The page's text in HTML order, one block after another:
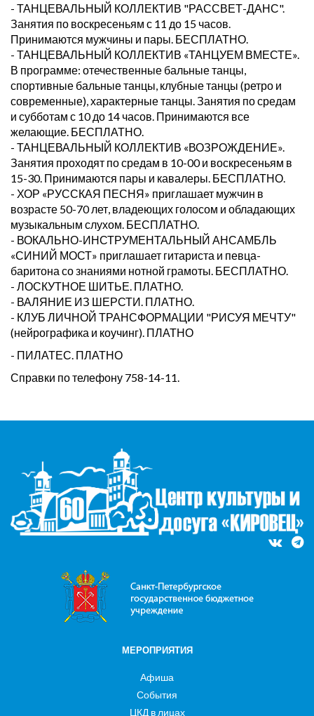
- ТАНЦЕВАЛЬНЫЙ КОЛЛЕКТИВ "РАССВЕТ-ДАНС".
Занятия по воскресеньям с 11 до 15 часов.
Принимаются мужчины и пары. БЕСПЛАТНО.
- ТАНЦЕВАЛЬНЫЙ КОЛЛЕКТИВ «ТАНЦУЕМ ВМЕСТЕ».
В программе: отечественные бальные танцы,
спортивные бальные танцы, клубные танцы (ретро и
современные), характерные танцы. Занятия по средам
и субботам с 10 до 14 часов. Принимаются все
желающие. БЕСПЛАТНО.
- ТАНЦЕВАЛЬНЫЙ КОЛЛЕКТИВ «ВОЗРОЖДЕНИЕ».
Занятия проходят по средам в 10-00 и воскресеньям в
15-30. Принимаются пары и кавалеры. БЕСПЛАТНО.
- ХОР «РУССКАЯ ПЕСНЯ» приглашает мужчин в
возрасте 50-70 лет, владеющих голосом и обладающих
музыкальным слухом. БЕСПЛАТНО.
- ВОКАЛЬНО-ИНСТРУМЕНТАЛЬНЫЙ АНСАМБЛЬ
«СИНИЙ МОСТ» приглашает гитариста и певца-
баритона со знаниями нотной грамоты. БЕСПЛАТНО.
- ЛОСКУТНОЕ ШИТЬЕ. ПЛАТНО.
- ВАЛЯНИЕ ИЗ ШЕРСТИ. ПЛАТНО.
- КЛУБ ЛИЧНОЙ ТРАНСФОРМАЦИИ "РИСУЯ МЕЧТУ"
(нейрографика и коучинг). ПЛАТНО
- ПИЛАТЕС. ПЛАТНО
Справки по телефону 758-14-11.
МЕРОПРИЯТИЯ
Афиша
События
ЦКД в лицах